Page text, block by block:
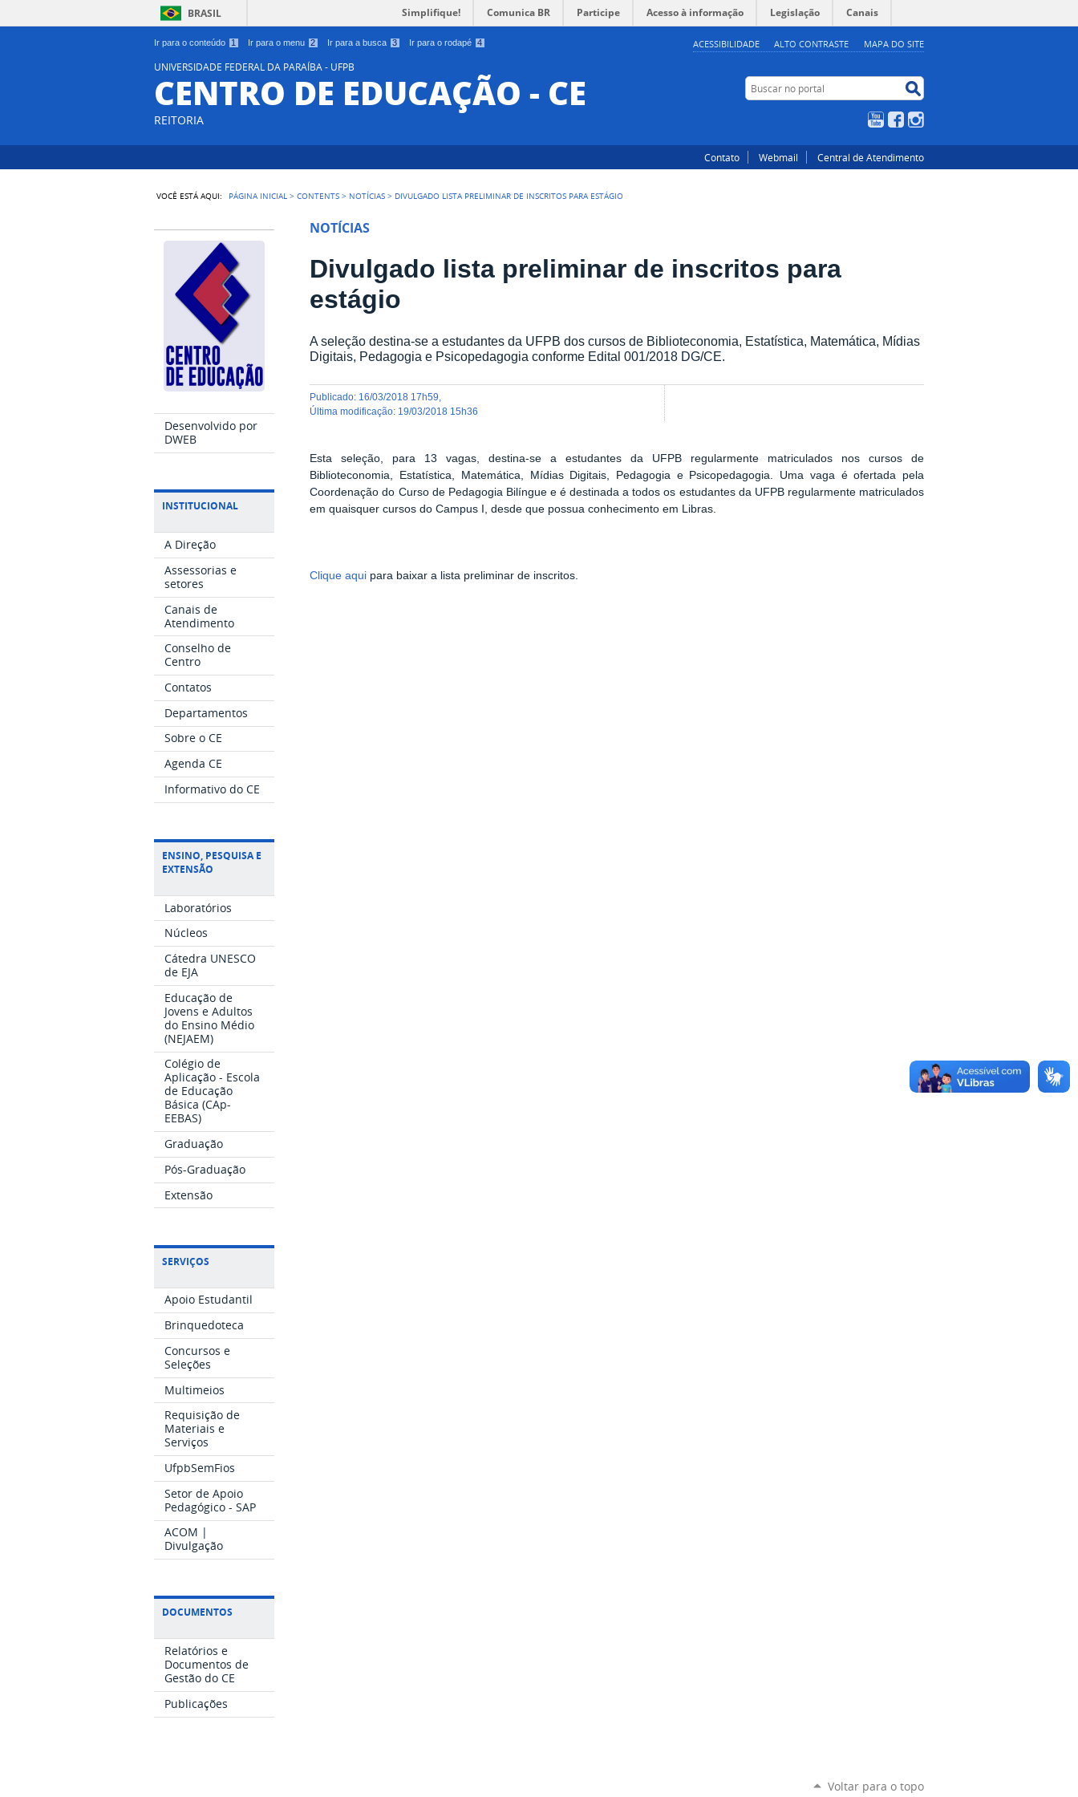
Ir para o conteúdo 1 Ir para o menu 2 Ir para a busca 3 Ir para o rodapé 4 ACESSIBILIDADE ALTO CONTRASTE MAPA DO SITE
BRASIL Simplifique! Comunica BR Participe Acesso à informação Legislação Canais
UNIVERSIDADE FEDERAL DA PARAÍBA - UFPB
CENTRO DE EDUCAÇÃO - CE
REITORIA
Buscar no portal
YouTubeFacebook
Contato Webmail Central de Atendimento
VOCÊ ESTÁ AQUI: PÁGINA INICIAL >CONTENTS > NOTÍCIAS > DIVULGADO LISTA PRELIMINAR DE INSCRITOS PARA ESTÁGIO
Desenvolvido por
DWEB
INSTITUCIONAL
A Direção
Assessorias e
setores
Canais de
Atendimento
Conselho de
Centro
Contatos
Departamentos
Sobre o CE
Agenda CE
Informativo do CE
ENSINO, PESQUISA E
EXTENSÃO
Laboratórios
Núcleos
Cátedra UNESCO
de EJA
Educação de
Jovens e Adultos
do Ensino Médio
(NEJAEM)
Colégio de
Aplicação - Escola
de Educação
Básica (CAp-
EEBAS)
Graduação
Pós-Graduação
Extensão
SERVIÇOS
Apoio Estudantil
Brinquedoteca
Concursos e
Seleções
Multimeios
Requisição de
Materiais e
Serviços
UfpbSemFios
Setor de Apoio
Pedagógico - SAP
ACOM |
Divulgação
DOCUMENTOS
Relatórios e
Documentos de
Gestão do CE
Publicações
NOTÍCIAS
Divulgado lista preliminar de inscritos para
estágio
A seleção destina-se a estudantes da UFPB dos cursos de Biblioteconomia, Estatística, Matemática, Mídias
Digitais, Pedagogia e Psicopedagogia conforme Edital 001/2018 DG/CE.
publicado: 16/03/2018 17h59
última modificação: 19/03/2018 15h36
Esta seleção, para 13 vagas, destina-se a estudantes da UFPB regularmente matriculados nos cursos de
Biblioteconomia, Estatística, Matemática, Mídias Digitais, Pedagogia e Psicopedagogia. Uma vaga é ofertada pela
Coordenação do Curso de Pedagogia Bilíngue e é destinada a todos os estudantes da UFPB regularmente matriculados
em quaisquer cursos do Campus I, desde que possua conhecimento em Libras.
Clique aqui para baixar a lista preliminar de inscritos.
Voltar para o topo